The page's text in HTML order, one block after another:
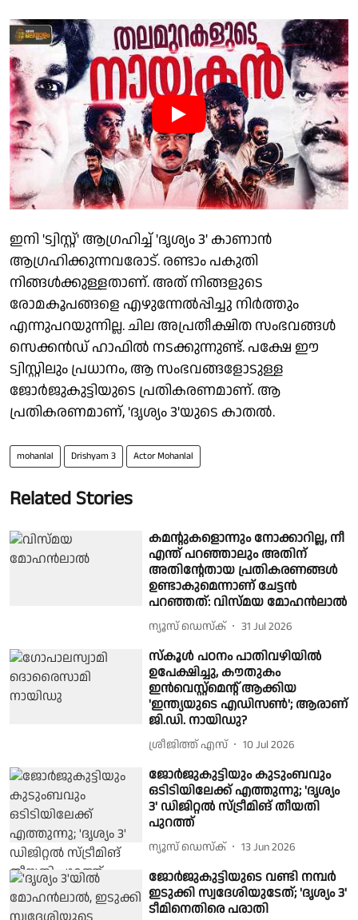
ഇനി 'ട്വിസ്റ്റ്' ആ​ഗ്രഹിച്ച് 'ദൃശ്യം 3' കാണാൻ
ആഗ്രഹിക്കുന്നവരോട്. രണ്ടാം പകുതി
നിങ്ങൾക്കുള്ളതാണ്. അത് നിങ്ങളുടെ
രോമകൂപങ്ങളെ എഴുന്നേൽപ്പിച്ചു നിർത്തും
എന്നുപറയുന്നില്ല. ചില അപ്രതീക്ഷിത സംഭവങ്ങൾ
സെക്കൻഡ് ഹാഫിൽ നടക്കുന്നുണ്ട്. പക്ഷേ ഈ
ട്വിസ്റ്റിലും പ്രധാനം, ആ സംഭവങ്ങളോടുള്ള
ജോർജുകുട്ടിയുടെ പ്രതികരണമാണ്. ആ
പ്രതികരണമാണ്, 'ദൃശ്യം 3'യുടെ കാതൽ.
mohanlal Drishyam 3 Actor Mohanlal
Related Stories
കമന്റുകളൊന്നും നോക്കാറില്ല, നീ
എന്ത് പറഞ്ഞാലും അതിന്
അതിന്റേതായ പ്രതികരണങ്ങൾ
ഉണ്ടാകുമെന്നാണ് ചേട്ടൻ
പറഞ്ഞത്: വിസ്മയ മോഹൻലാൽ
ന്യൂസ് ഡെസ്ക് 31 Jul 2026
സ്കൂൾ പഠനം പാതിവഴിയിൽ
ഉപേക്ഷിച്ചു, കൗതുകം
ഇൻവെസ്റ്റ്‌മെന്റ് ആക്കിയ
'ഇന്ത്യയുടെ എഡിസൺ'; ആരാണ്
ജി.ഡി. നായിഡു?
ശ്രീജിത്ത് എസ് 10 Jul 2026
ജോർജുകുട്ടിയും കുടുംബവും
ഒടിടിയിലേക്ക് എത്തുന്നു; 'ദൃശ്യം
3' ഡിജിറ്റൽ സ്ട്രീമിങ് തീയതി
പുറത്ത്
ന്യൂസ് ഡെസ്ക് 13 Jun 2026
ജോർജുകുട്ടിയുടെ വണ്ടി നമ്പർ
ഇടുക്കി സ്വദേശിയുടേത്; 'ദൃശ്യം 3'
ടീമിനെതിരെ പരാതി